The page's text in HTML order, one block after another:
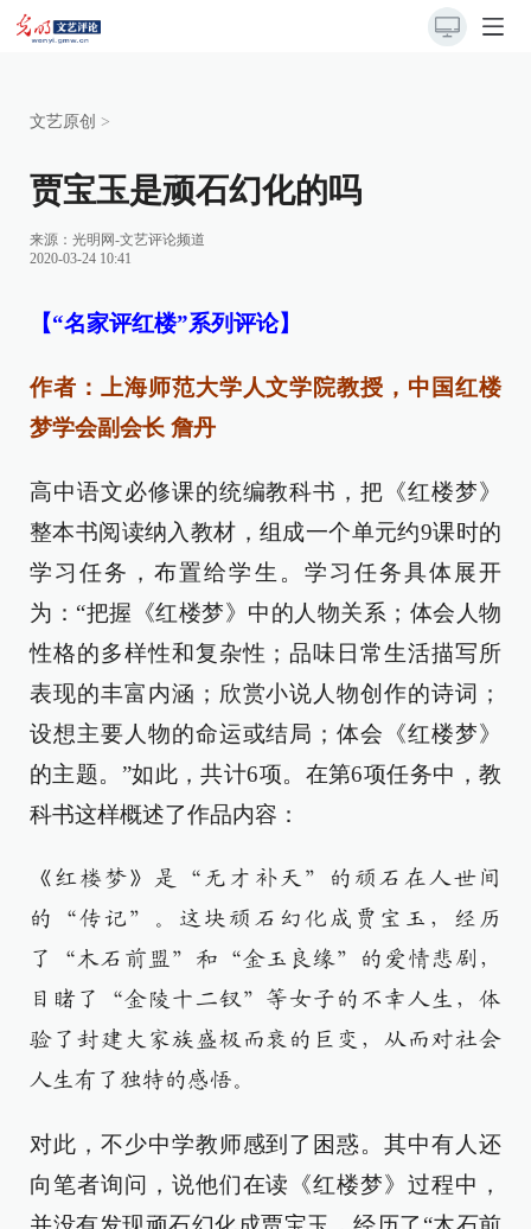
文艺原创 >
贾宝玉是顽石幻化的吗
来源： 光明网-文艺评论频道
2020-03-24 10:41
【“名家评红楼”系列评论】
作者：上海师范大学人文学院教授，中国红楼
梦学会副会长 詹丹
高中语文必修课的统编教科书，把《红楼梦》
整本书阅读纳入教材，组成一个单元约9课时的
学习任务，布置给学生。学习任务具体展开
为：“把握《红楼梦》中的人物关系；体会人物
性格的多样性和复杂性；品味日常生活描写所
表现的丰富内涵；欣赏小说人物创作的诗词；
设想主要人物的命运或结局；体会《红楼梦》
的主题。”如此，共计6项。在第6项任务中，教
科书这样概述了作品内容：
《红楼梦》是“无才补天”的顽石在人世间
的“传记”。这块顽石幻化成贾宝玉，经历
了“木石前盟”和“金玉良缘”的爱情悲剧，
目睹了“金陵十二钗”等女子的不幸人生，体
验了封建大家族盛极而衰的巨变，从而对社会
人生有了独特的感悟。
对此，不少中学教师感到了困惑。其中有人还
向笔者询问，说他们在读《红楼梦》过程中，